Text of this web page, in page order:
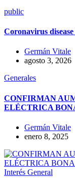
public
Coronavirus disease
Germán Vitale
agosto 3, 2026
Generales
CONFIRMAN
ELÉCTRICA
Germán Vitale
enero 8, 2025
Interés General